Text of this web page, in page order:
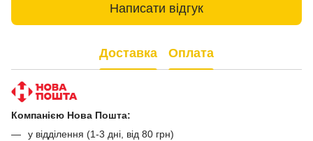
Написати відгук
Доставка Оплата
Компанією Нова Пошта:
у відділення (1-3 дні, від 80 грн)